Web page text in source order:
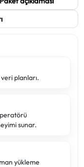
veri planları.
sunar.
yükleme